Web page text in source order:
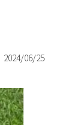
2024/06/25